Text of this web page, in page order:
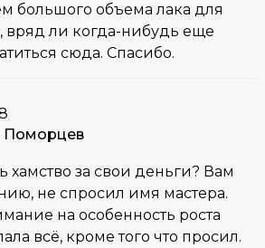
большого объема лака для
вряд ли когда-нибудь еще
сюда. Спасибо.
Поморцев
хамство за свои деньги? Вам
не спросил имя мастера.
на особенность роста
всё, кроме того что просил.